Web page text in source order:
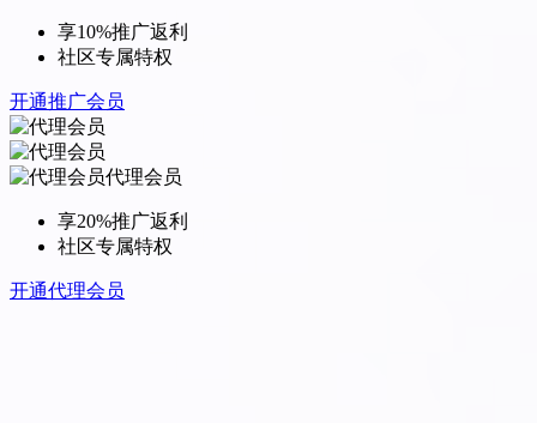
享10%推广返利
社区专属特权
开通推广会员
代理会员
享20%推广返利
社区专属特权
开通代理会员